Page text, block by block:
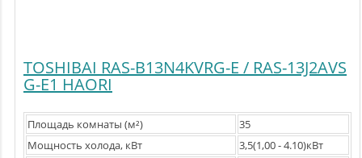
TOSHIBAI RAS-B13N4KVRG-E / RAS-13J2AVS
G-E1 HAORI
Площадь комнаты (м²)
35
Мощность холода, кВт
3,5(1,00 - 4.10)кВт